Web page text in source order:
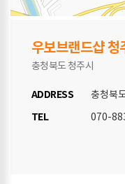
우보브랜드샵 청
충청북도 청주시
ADDRESS 충청북
TEL 070-